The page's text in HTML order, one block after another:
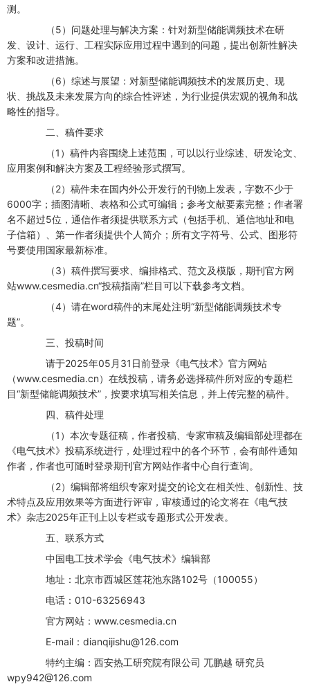
测。
（5）问题处理与解决方案：针对新型储能调频技术在研
发、设计、运行、工程实际应用过程中遇到的问题，提出创新性解决
方案和改进措施。
（6）综述与展望：对新型储能调频技术的发展历史、现
状、挑战及未来发展方向的综合性评述，为行业提供宏观的视角和战
略性的指导。
二、稿件要求
（1）稿件内容围绕上述范围，可以以行业综述、研发论文、
应用案例和解决方案及工程经验形式撰写。
（2）稿件未在国内外公开发行的刊物上发表，字数不少于
6000字；插图清晰、表格和公式可编辑；参考文献要素完整；作者署
名不超过5位，通信作者须提供联系方式（包括手机、通信地址和电
子信箱）、第一作者须提供个人简介；所有文字符号、公式、图形符
号要使用国家最新标准。
（3）稿件撰写要求、编排格式、范文及模版，期刊官方网
站www.cesmedia.cn“投稿指南”栏目可以下载参考文档。
（4）请在word稿件的末尾处注明“新型储能调频技术专
题”。
三、投稿时间
请于2025年05月31日前登录《电气技术》官方网站
（www.cesmedia.cn）在线投稿，请务必选择稿件所对应的专题栏
目“新型储能调频技术”，按要求填写相关信息，并上传完整的稿件。
四、稿件处理
（1）本次专题征稿，作者投稿、专家审稿及编辑部处理都在
《电气技术》投稿系统进行，处理过程中的各个环节，会有邮件通知
作者，作者也可随时登录期刊官方网站作者中心自行查询。
（2）编辑部将组织专家对提交的论文在相关性、创新性、技
术特点及应用效果等方面进行评审，审核通过的论文将在《电气技
术》杂志2025年正刊上以专栏或专题形式公开发表。
五、联系方式
中国电工技术学会《电气技术》编辑部
地址：北京市西城区莲花池东路102号（100055）
电话：010-63256943
官方网站：www.cesmedia.cn
E-mail：dianqijishu@126.com
特约主编：西安热工研究院有限公司 兀鹏越 研究员
wpy942@126.com